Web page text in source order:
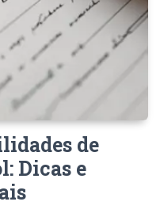
de
: Dicas e